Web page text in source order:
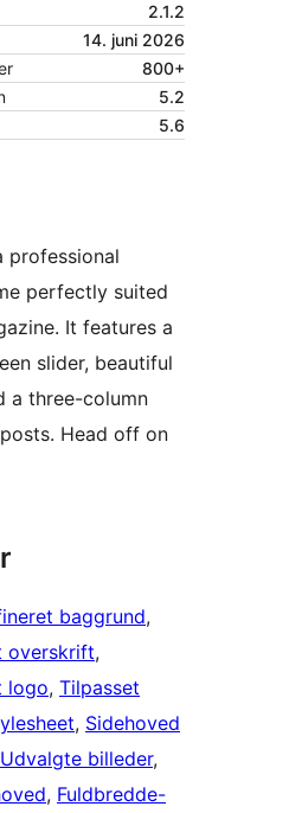
2.1.2
14. juni 2026
800+
5.2
5.6
professional
perfectly suited
It features a
slider, beautiful
a three-column
Head off on
baggrund
overskrift
logo, Tilpasset
, Sidehoved
Udvalgte billeder
, Fuldbredde-